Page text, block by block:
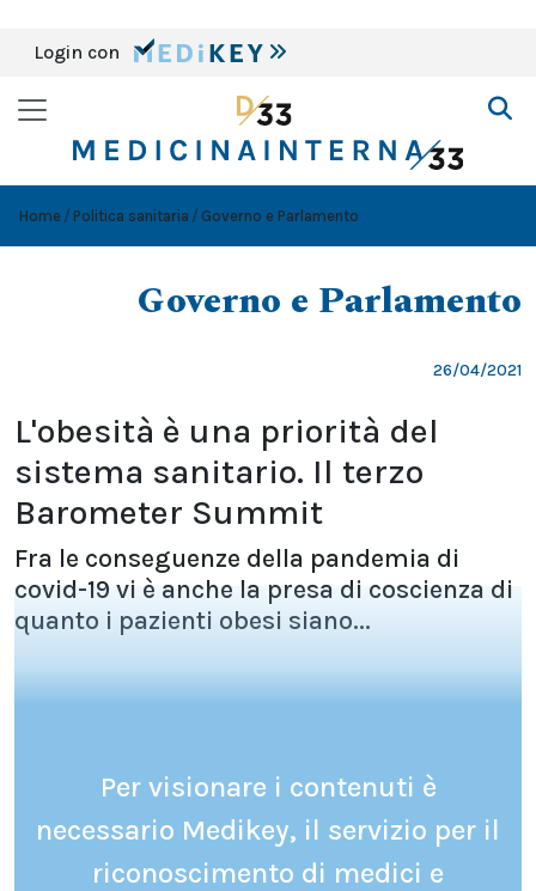
Login con
Home Politica sanitaria Governo e Parlamento
Governo e Parlamento
26/04/2021
L'obesità è una priorità del
sistema sanitario. Il terzo
Barometer Summit
Fra le conseguenze della pandemia di
covid-19 vi è anche la presa di coscienza di
quanto i pazienti obesi siano...
Per visionare i contenuti è
necessario Medikey, il servizio per il
riconoscimento di medici e